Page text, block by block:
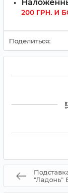
200 ГРН. И
Поделиться:
"Ладонь"